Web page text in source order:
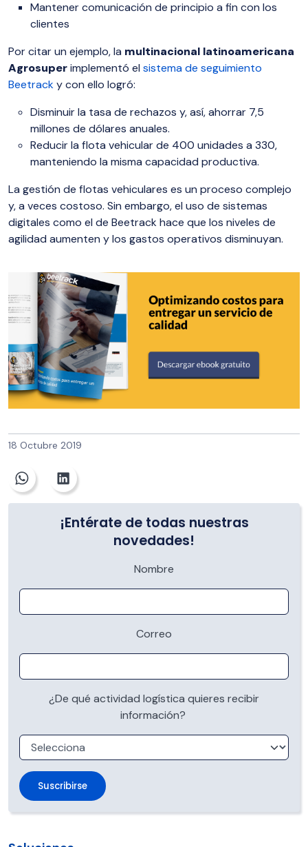
Mantener comunicación de principio a fin con los
clientes
Por citar un ejemplo, la multinacional latinoamericana
Agrosuperimplementó el sistema de seguimiento
Beetracky con ello logró:
Disminuir la tasa de rechazos y, así, ahorrar 7,5
millones de dólares anuales.
Reducir la flota vehicular de 400 unidades a 330,
manteniendo la misma capacidad productiva.
La gestión de flotas vehiculares es un proceso complejo
y, a veces costoso. Sin embargo, el uso de sistemas
digitales como el de Beetrack hace que los niveles de
agilidad aumenten y los gastos operativos disminuyan.
18 Octubre 2019
¡Entérate de todas nuestras
novedades!
Nombre
Correo
¿De qué actividad logística quieres recibir
información?